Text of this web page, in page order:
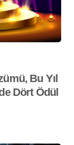
Bu Yıl
Dört Ödül